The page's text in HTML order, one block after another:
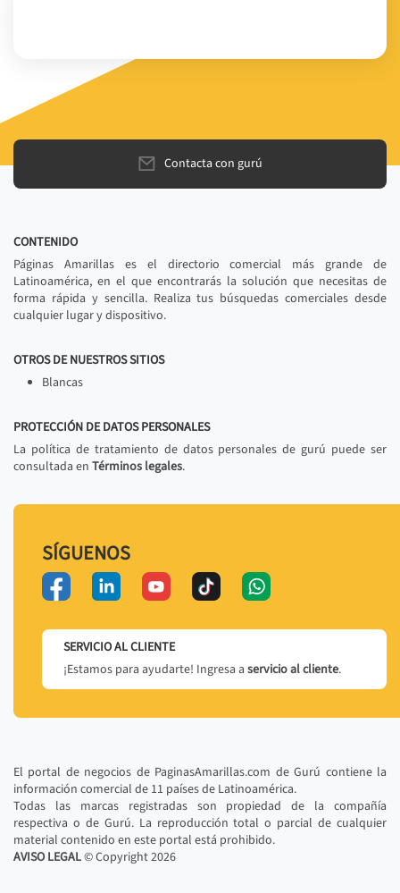
Contacta con gurú
CONTENIDO
Páginas Amarillas es el directorio comercial más grande de
Latinoamérica, en el que encontrarás la solución que necesitas de
forma rápida y sencilla. Realiza tus búsquedas comerciales desde
cualquier lugar y dispositivo.
OTROS DE NUESTROS SITIOS
Blancas
PROTECCIÓN DE DATOS PERSONALES
La política de tratamiento de datos personales de gurú puede ser
consultada en Términos legales.
SÍGUENOS
SERVICIO AL CLIENTE
¡Estamos para ayudarte! Ingresa a servicio al cliente.
El portal de negocios de PaginasAmarillas.com de Gurú contiene la
información comercial de 11 países de Latinoamérica.
Todas las marcas registradas son propiedad de la compañía
respectiva o de Gurú. La reproducción total o parcial de cualquier
material contenido en este portal está prohibido.
AVISO LEGAL© Copyright2026